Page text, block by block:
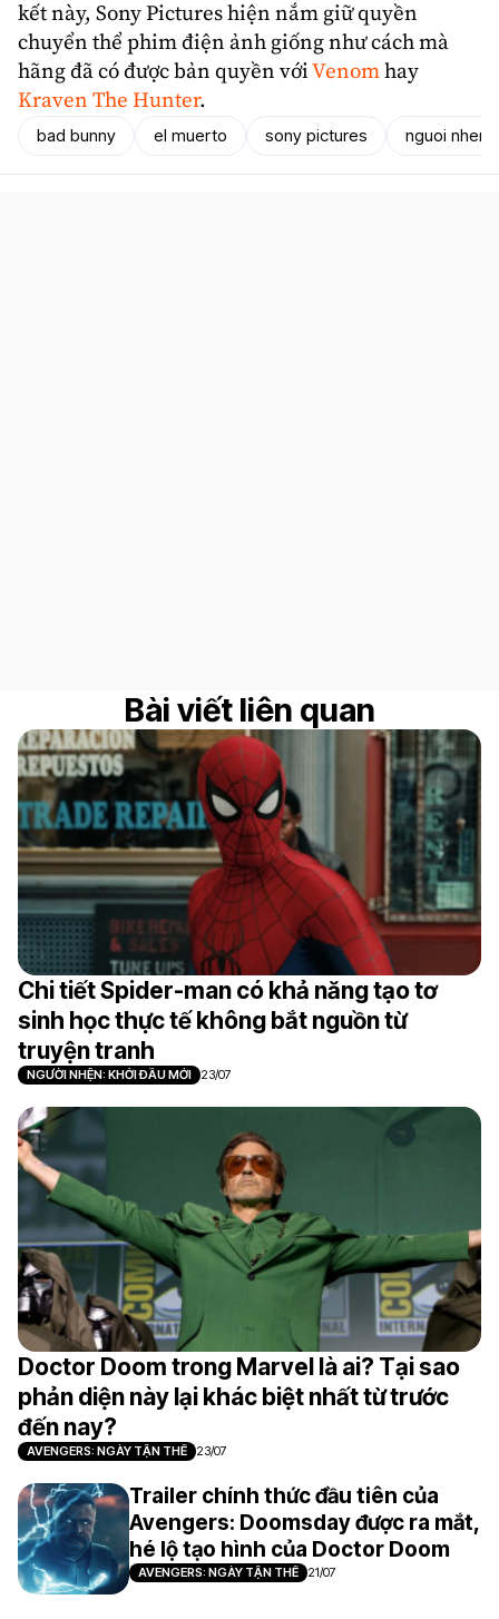
kết này, Sony Pictures hiện nắm giữ quyền
chuyển thể phim điện ảnh giống như cách mà
hãng đã có được bản quyền vớiVenomhay
Kraven The Hunter.
bad bunny el muerto sony pictures nguoi nhen
Bài viết liên quan
Chi tiết Spider-man có khả năng tạo tơ
sinh học thực tế không bắt nguồn từ
truyện tranh
NGƯỜI NHỆN: KHỞI ĐẦU MỚI 23/07
Doctor Doom trong Marvel là ai? Tại sao
phản diện này lại khác biệt nhất từ trước
đến nay?
AVENGERS: NGÀY TẬN THẾ 23/07
Trailer chính thức đầu tiên của
Avengers: Doomsday được ra mắt,
hé lộ tạo hình của Doctor Doom
AVENGERS: NGÀY TẬN THẾ 21/07